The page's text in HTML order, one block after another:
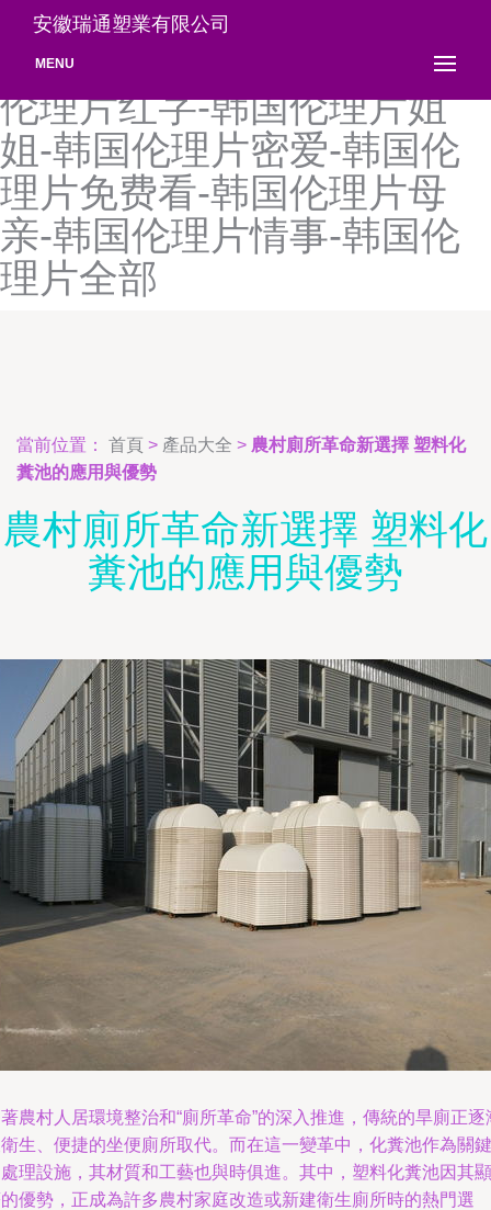
韩国伦理片公公-韩国伦理片
观看-韩国伦理片合集-韩国
伦理片红字-韩国伦理片姐
姐-韩国伦理片密爱-韩国伦
理片免费看-韩国伦理片母
亲-韩国伦理片情事-韩国伦
理片全部
安徽瑞通塑業有限公司
MENU
當前位置： 首頁 > 產品大全 > 農村廁所革命新選擇 塑料化
糞池的應用與優勢
農村廁所革命新選擇 塑料化
糞池的應用與優勢
農村人居環境整治和“廁所革命”的深入推進，傳統的旱廁正逐
生、便捷的坐便廁所取代。而在這一變革中，化糞池作為關鍵
理設施，其材質和工藝也與時俱進。其中，塑料化糞池因其顯
優勢，正成為許多農村家庭改造或新建衛生廁所時的熱門選